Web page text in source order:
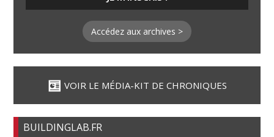
Accédez aux archives >
VOIR LE MÉDIA-KIT DE CHRONIQUES
BUILDINGLAB.FR